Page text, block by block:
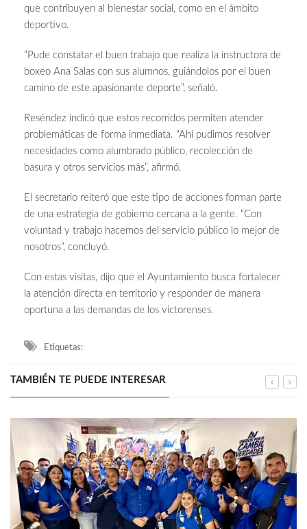
que contribuyen al bienestar social, como en el ámbito
deportivo.
“Pude constatar el buen trabajo que realiza la instructora de
boxeo Ana Salas con sus alumnos, guiándolos por el buen
camino de este apasionante deporte”, señaló.
Reséndez indicó que estos recorridos permiten atender
problemáticas de forma inmediata. “Ahí pudimos resolver
necesidades como alumbrado público, recolección de
basura y otros servicios más”, afirmó.
El secretario reiteró que este tipo de acciones forman parte
de una estrategia de gobierno cercana a la gente. “Con
voluntad y trabajo hacemos del servicio público lo mejor de
nosotros”, concluyó.
Con estas visitas, dijo que el Ayuntamiento busca fortalecer
la atención directa en territorio y responder de manera
oportuna a las demandas de los victorenses.
Etiquetas:
TAMBIÉN TE PUEDE INTERESAR